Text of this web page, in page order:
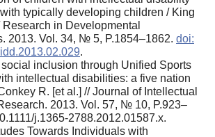
typically developing children / King
Research in Developmental
2013. Vol. 34, № 5, P.1854–1862. doi:
.
inclusion through Unified Sports
intellectual disabilities: a five nation
R. [et al.] // Journal of Intellectual
2013. Vol. 57, № 10, P.923–
j.1365-2788.2012.01587.x.
Towards Individuals with